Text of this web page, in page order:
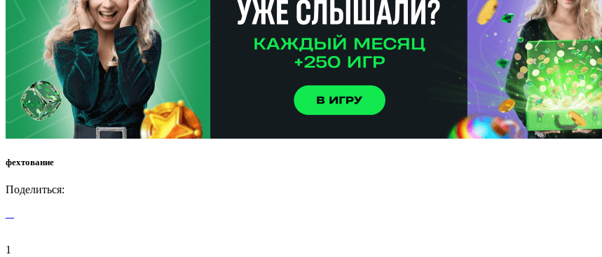
фехтование
Поделиться:
1